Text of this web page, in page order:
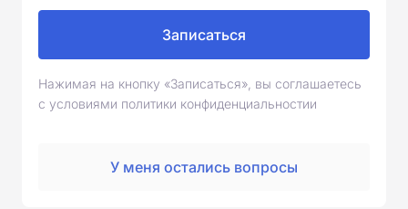
Записаться
Нажимая на кнопку «Записаться», вы соглашаетесь
с условиями политики конфиденциальностии
У меня остались вопросы